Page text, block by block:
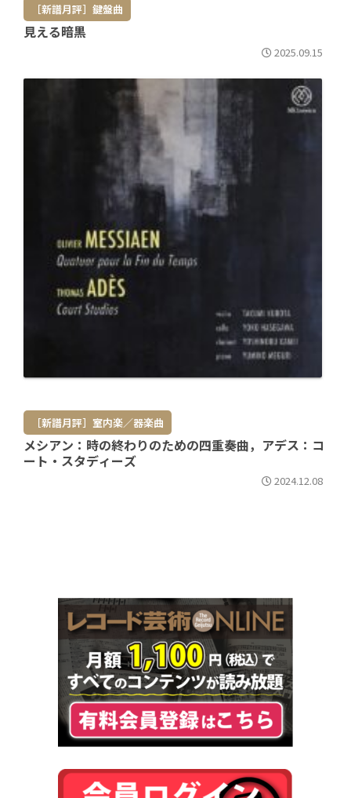
［新譜月評］鍵盤曲
見える暗黒
2025.09.15
［新譜月評］室内楽／器楽曲
メシアン：時の終わりのための四重奏曲，アデス：コ
ート・スタディーズ
2024.12.08